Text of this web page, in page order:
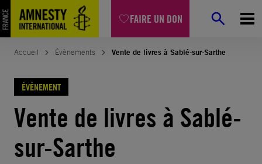
FAIRE UN DON
Accueil Évènements Vente de livres à Sablé-sur-Sarthe
ÉVÈNEMENT
Vente de livres à Sablé-
sur-Sarthe